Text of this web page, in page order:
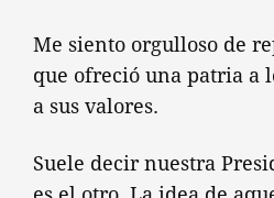
Me siento orgulloso de
que ofreció una patria a
a sus valores.
Suele decir nuestra